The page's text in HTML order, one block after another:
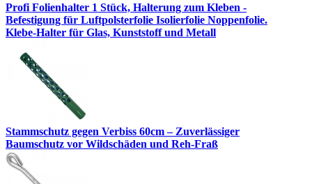
Profi Folienhalter 1 Stück, Halterung zum Kleben -
Befestigung für Luftpolsterfolie Isolierfolie Noppenfolie.
Klebe-Halter für Glas, Kunststoff und Metall
Stammschutz gegen Verbiss 60cm – Zuverlässiger
Baumschutz vor Wildschäden und Reh-Fraß